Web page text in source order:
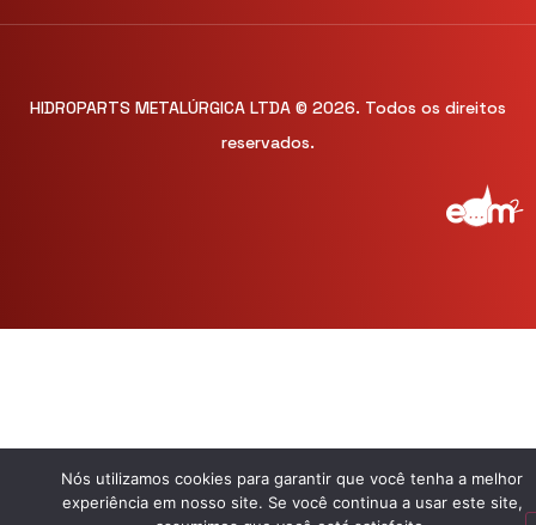
HIDROPARTS METALÚRGICA LTDA © 2026. Todos os direitos
reservados.
Nós utilizamos cookies para garantir que você tenha a melhor
experiência em nosso site. Se você continua a usar este site,